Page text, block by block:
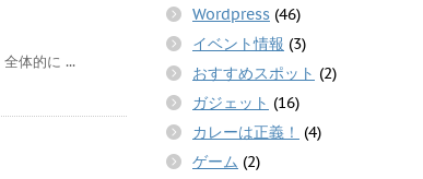
体的に ...
Wordpress (46)
イベント情報 (3)
おすすめスポット (2)
ガジェット (16)
カレーは正義！
(4)
ゲーム (2)